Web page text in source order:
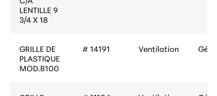
LENTILLE 9
3/4 X 18
GRILLE DE
PLASTIQUE
MOD.B100
# 14191 Ventilation